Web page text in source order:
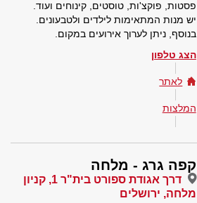
פסטות, פוקצ'ות, טוסטים, קינוחים ועוד.
יש מנות המתאימות לילדים ולטבעונים.
בנוסף, ניתן לערוך אירועים במקום.
הצג טלפון
לאתר
המלצות
קפה גרג - מלחה
דרך אגודת ספורט בית"ר 1, קניון
מלחה, ירושלים